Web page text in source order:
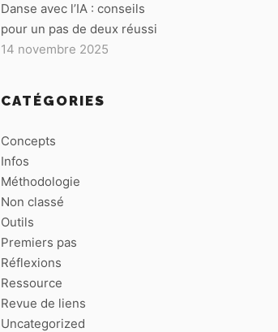
Danse avec l’IA : conseils
pour un pas de deux réussi
14 novembre 2025
CATÉGORIES
Concepts
Infos
Méthodologie
Non classé
Outils
Premiers pas
Réflexions
Ressource
Revue de liens
Uncategorized